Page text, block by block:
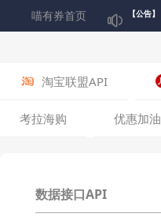
喵有券首页 【公告】
淘宝联盟API
考拉海购 优惠加油
数据接口API